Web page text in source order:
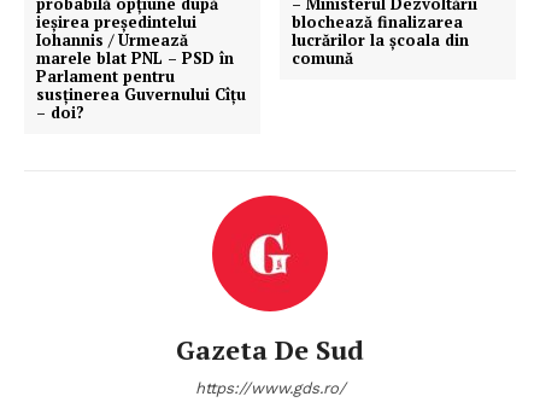
ieșirea președintelui
Iohannis / Urmează
marele blat PNL – PSD în
Parlament pentru
susținerea Guvernului Cîțu
– doi?
blochează finalizarea
lucrărilor la școala din
comună
Gazeta De Sud
https://www.gds.ro/